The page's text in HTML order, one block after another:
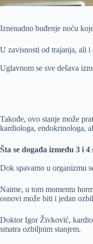
Iznenadno buđenje noću
U zavisnosti od trajanja, ali
Uglavnom se sve dešava
Takođe, ovo stanje može
kardiologa, endokrinologa,
Šta se događa između 3 i
Dok spavamo u organizmu
Naime, u tom momentu
osnovi može biti i jedan
Doktor Igor Živković,
smatra ozbiljnim stanjem.